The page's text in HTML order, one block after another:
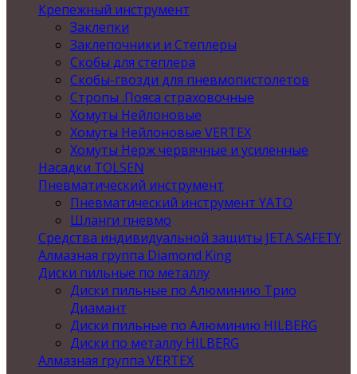
Крепежный инструмент
Заклепки
Заклепочники и Степлеры
Скобы для степлера
Скобы-гвозди для пневмопистолетов
Стропы .Пояса страховочные
Хомуты Нейлоновые
Хомуты Нейлоновые VERTEX
Хомуты Нерж червячные и усиленные
Насадки TOLSEN
Пневматический инструмент
Пневматический инструмент YATO
Шланги пневмо
Средства индивидуальной защиты JETA SAFETY
Алмазная группа Diamond King
Диски пильные по металлу
Диски пильные по Алюминию Трио
Диамант
Диски пильные по Алюминию HILBERG
Диски по металлу HILBERG
Алмазная группа VERTEX